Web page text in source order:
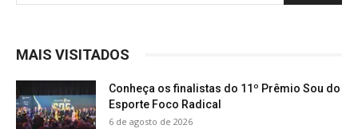
MAIS VISITADOS
Conheça os finalistas do 11º Prêmio Sou do
Esporte Foco Radical
6 de agosto de 2026